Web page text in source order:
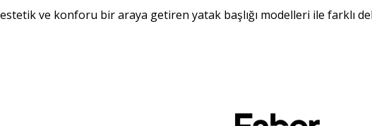
ve konforu bir araya getiren yatak başlığı modelleri ile farklı